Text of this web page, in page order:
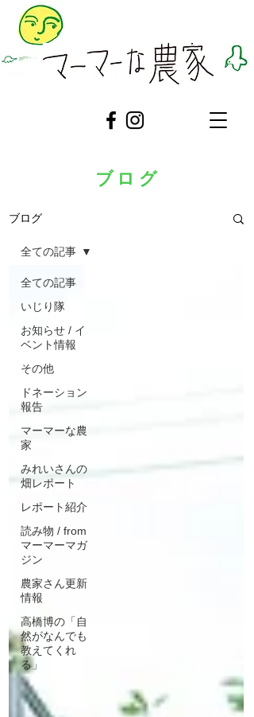
ブログ
ブログ
全ての記事
いじり隊
お知らせ / イ
ベント情報
その他
ドネーション
報告
マーマーな農
家
みれいさんの
畑レポート
レポート紹介
読み物 / from
マーマーマガ
ジン
農家さん更新
情報
高橋博の「自
然がなんでも
教えてくれ
る」
全ての記事